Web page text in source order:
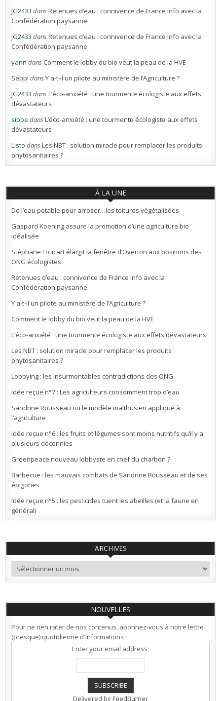
JG2433 dansRetenues d’eau : connivence de France Info avec la
Confédération paysanne.
JG2433 dansRetenues d’eau : connivence de France Info avec la
Confédération paysanne.
yann dans Comment le lobby du bio veut la peau de la HVE
Seppi dansY a-t-il un pilote au ministère de l’Agriculture ?
JG2433 dansL’éco-anxiété : une tourmente écologiste aux effets
dévastateurs
sippe dansL’éco-anxiété : une tourmente écologiste aux effets
dévastateurs
Listo dansLes NBT : solution miracle pour remplacer les produits
phytosanitaires ?
À LA UNE
De l’eau potable pour arroser…les toitures végétalisées
Gaspard Koening assure la promotion d’une agriculture bio
idéalisée
Stéphane Foucart élargit la fenêtre d’Overton aux positions des
ONG écologistes.
Retenues d’eau : connivence de France Info avec la
Confédération paysanne.
Y a-t-il un pilote au ministère de l’Agriculture ?
Comment le lobby du bio veut la peau de la HVE
L’éco-anxiété : une tourmente écologiste aux effets dévastateurs
Les NBT : solution miracle pour remplacer les produits
phytosanitaires ?
Lobbying : les insurmontables contradictions des ONG
Idée reçue n°7 : Les agriculteurs consomment trop d’eau
Sandrine Rousseau ou le modèle malthusien appliqué à
l’agriculture
Idée reçue n°6 : les fruits et légumes sont moins nutritifs qu’il y a
plusieurs décennies
Greenpeace nouveau lobbyste en chef du charbon ?
Barbecue : les mauvais combats de Sandrine Rousseau et de ses
épigones
Idée reçue n°5 : les pesticides tuent les abeilles (et la faune en
général)
ARCHIVES
Archives
NOUVELLES
Pour ne rien rater de nos contenus, abonnez-vous à notre lettre
(presque) quotidienne d'informations !
Enter your email address:
Delivered byFeedBurner